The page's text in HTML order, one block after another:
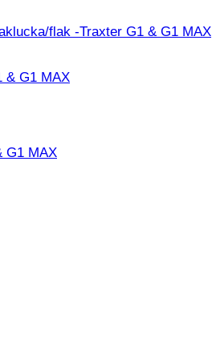
flak -Traxter G1 & G1 MAX
G1 MAX